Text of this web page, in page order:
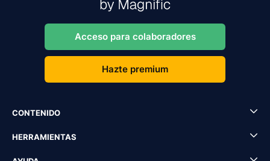
Acceso para colaboradores
Hazte premium
CONTENIDO
HERRAMIENTAS